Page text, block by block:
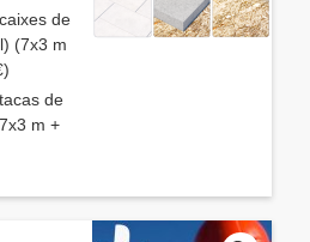
de
(7x3 m
de
m +